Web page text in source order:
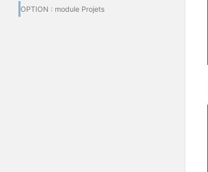
OPTION : module Projets